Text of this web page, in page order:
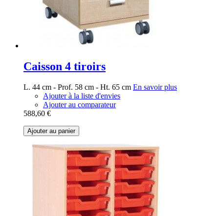
Caisson 4 tiroirs
L. 44 cm - Prof. 58 cm - Ht. 65 cm En savoir plus
Ajouter à la liste d'envies
Ajouter au comparateur
588,60 €
Ajouter au panier